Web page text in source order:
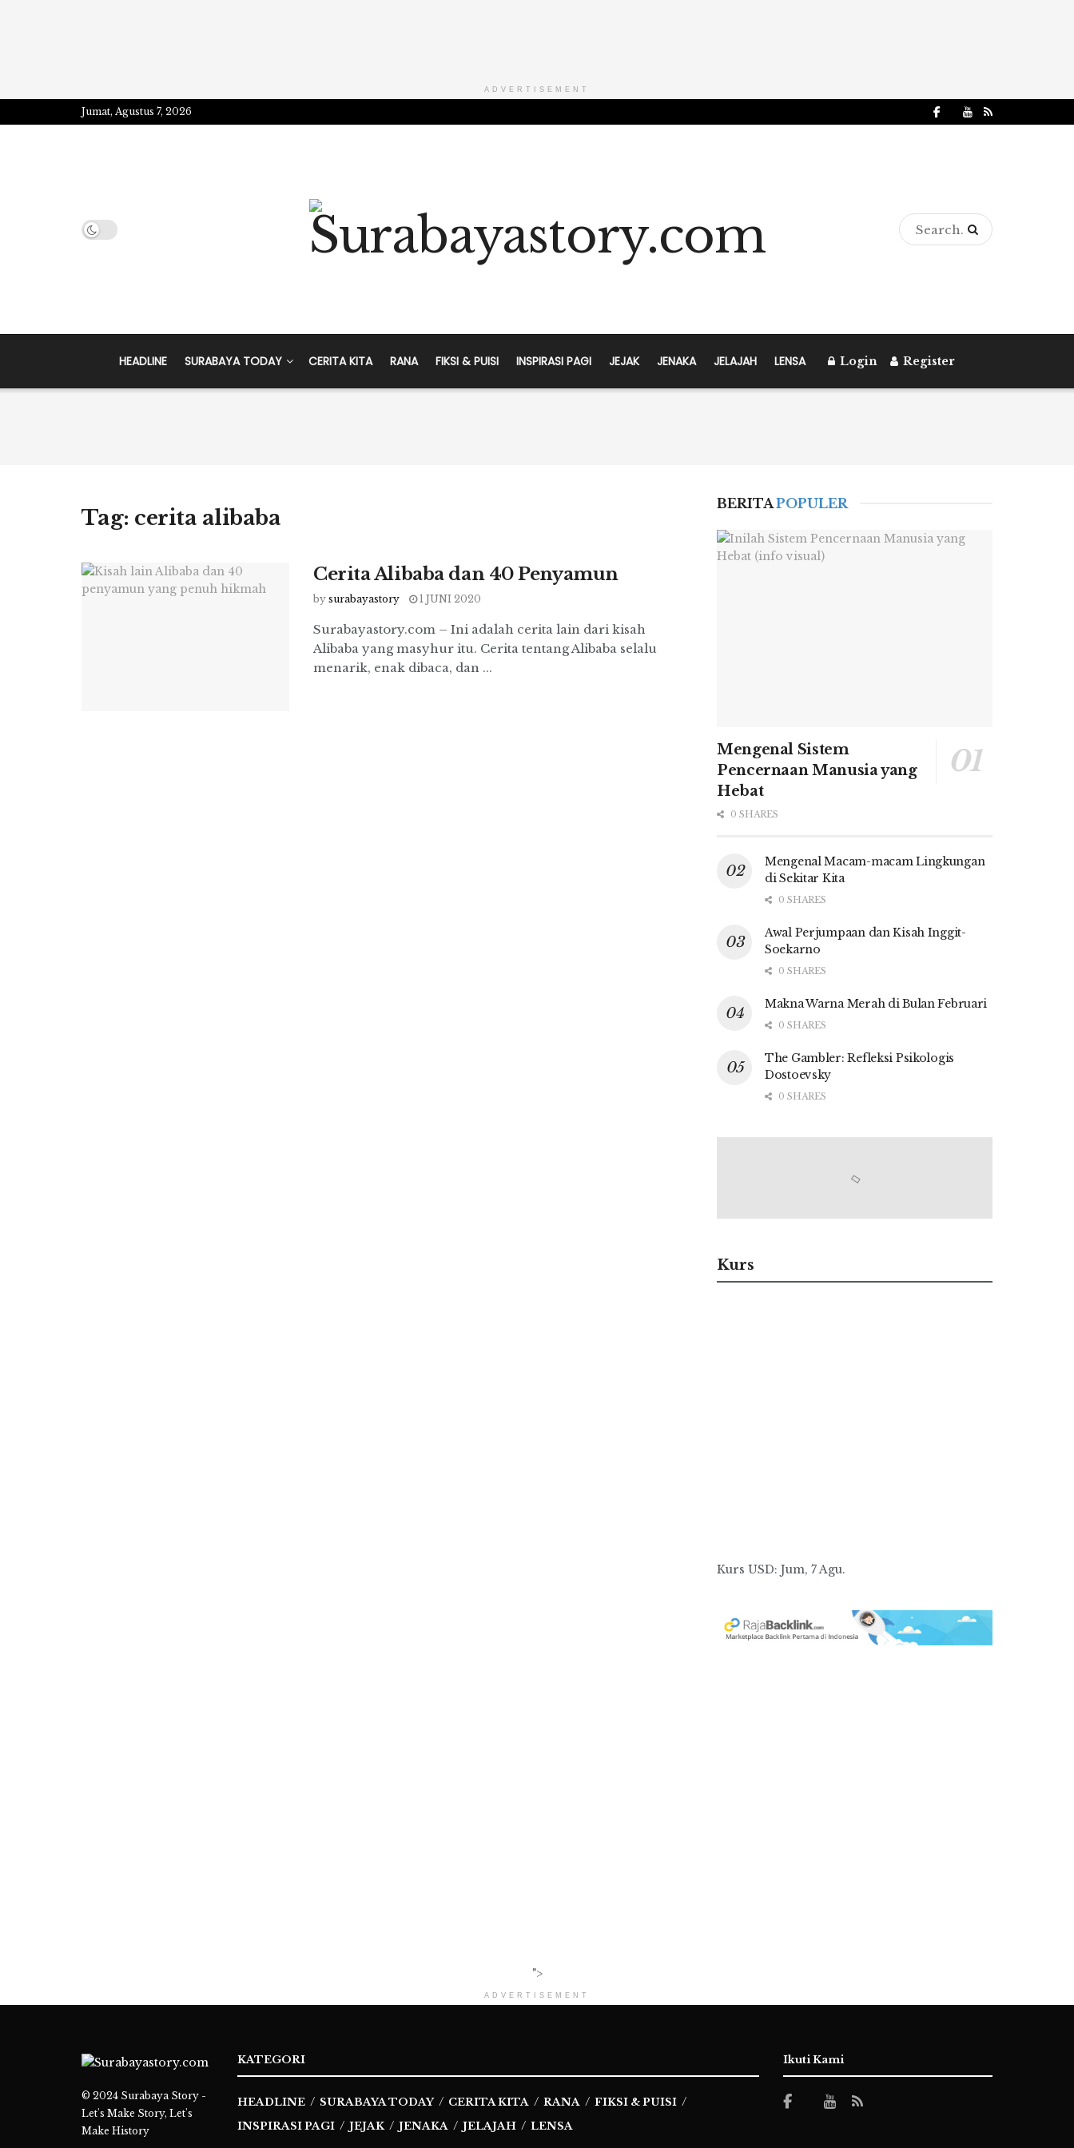
ADVERTISEMENT
Jumat, Agustus 7, 2026
HEADLINE SURABAYA TODAY CERITA KITA RANA FIKSI & PUISI INSPIRASI PAGI JEJAK JENAKA JELAJAH LENSA Login Register
Tag: cerita alibaba
Cerita Alibaba dan 40 Penyamun
by surabayastory 1 JUNI 2020
Surabayastory.com – Ini adalah cerita lain dari kisah
Alibaba yang masyhur itu. Cerita tentang Alibaba selalu
menarik, enak dibaca, dan ...
BERITAPOPULER
Mengenal Sistem
Pencernaan Manusia yang
Hebat
0 SHARES
Mengenal Macam-macam Lingkungan
di Sekitar Kita
0 SHARES
Awal Perjumpaan dan Kisah Inggit-
Soekarno
0 SHARES
Makna Warna Merah di Bulan Februari
0 SHARES
The Gambler: Refleksi Psikologis
Dostoevsky
0 SHARES
Kurs
Kurs USD: Jum, 7 Agu.
">
ADVERTISEMENT
© 2024 Surabaya Story -
Let's Make Story, Let's
Make History
KATEGORI
HEADLINE SURABAYA TODAY CERITA KITA RANA
FIKSI & PUISI
INSPIRASI PAGI
JEJAK JENAKA JELAJAH LENSA
Ikuti Kami